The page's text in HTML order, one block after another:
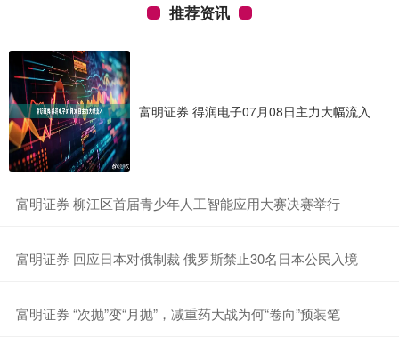
推荐资讯
富明证券 得润电子07月08日主力大幅流入
​富明证券 柳江区首届青少年人工智能应用大赛决赛举行
​富明证券 回应日本对俄制裁 俄罗斯禁止30名日本公民入境
​富明证券 “次抛”变“月抛”，减重药大战为何“卷向”预装笔